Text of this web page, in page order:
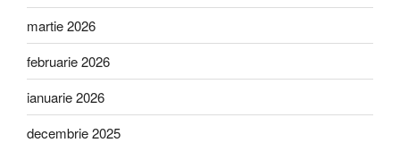
martie 2026
februarie 2026
ianuarie 2026
decembrie 2025